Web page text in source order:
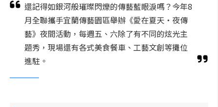
還記得如銀河般璀璨閃爍的傳藝藍眼淚嗎？今年8
月全聯攜手宜蘭傳藝園區舉辦《愛在夏天・夜傳
藝》夜間活動，每週五、六除了有不同的炫光主
題秀，現場還有各式美食餐車、工藝文創等攤位
進駐。